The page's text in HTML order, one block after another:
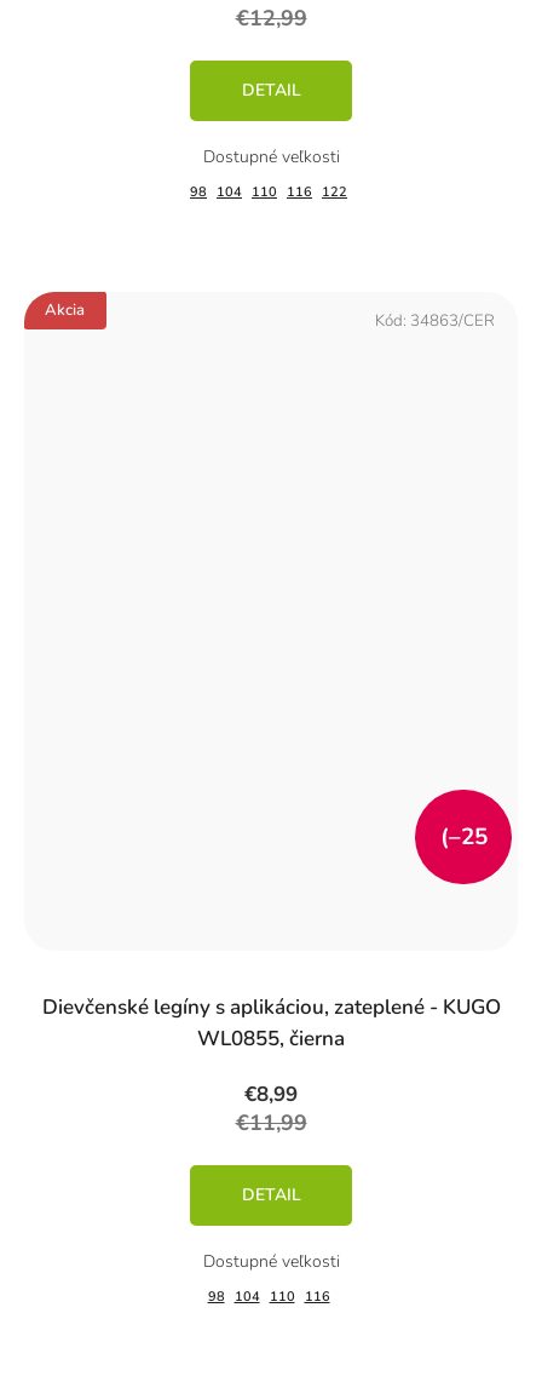
€12,99
DETAIL
98 104 110 116 122
Akcia
Dievčenské legíny s aplikáciou, zateplené - KUGO
WL0855, čierna
€8,99
€11,99
(–25
DETAIL
98 104 110 116
Kód: 34863/CER